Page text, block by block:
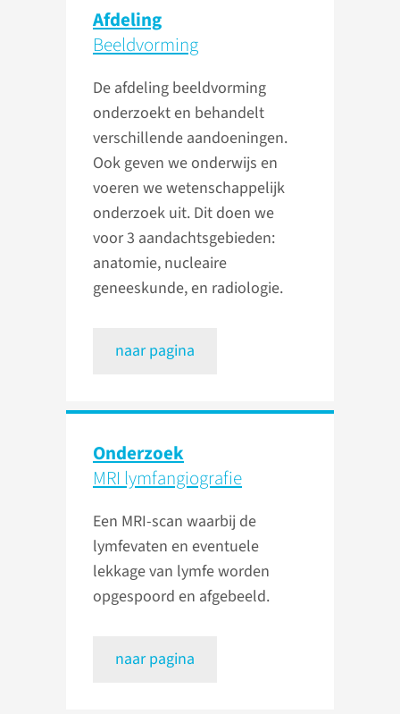
Afdeling
Beeldvorming
De afdeling beeldvorming
onderzoekt en behandelt
verschillende aandoeningen.
Ook geven we onderwijs en
voeren we wetenschappelijk
onderzoek uit. Dit doen we
voor 3 aandachtsgebieden:
anatomie, nucleaire
geneeskunde, en radiologie.
naar pagina
Onderzoek
MRI lymfangiografie
Een MRI-scan waarbij de
lymfevaten en eventuele
lekkage van lymfe worden
opgespoord en afgebeeld.
naar pagina